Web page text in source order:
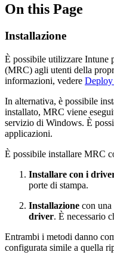
On this Page
Installazione
È possibile utilizzare
(MRC) agli utenti della
informazioni, vedere
In alternativa, è possibile
installato, MRC viene
servizio di Windows. È
applicazioni.
È possibile installare MRC
Installare con i
porte di stampa.
Installazione con una
driver. È necessario
Entrambi i metodi danno
configurata simile a quella